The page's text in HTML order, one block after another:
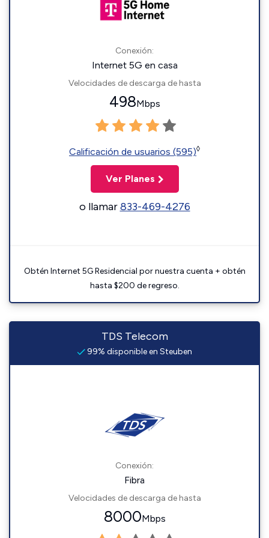
Conexión:
Internet 5G en casa
Velocidades de descarga de hasta
498Mbps
Calificación de usuarios (595)◊
Ver Planes
o llamar833-469-4276
Obtén Internet 5G Residencial por nuestra cuenta + obtén
hasta $200 de regreso.
TDS Telecom
99% disponible en Steuben
Conexión:
Fibra
Velocidades de descarga de hasta
8000Mbps